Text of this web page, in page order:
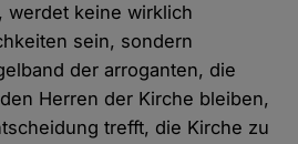
werdet keine wirklich
sein, sondern
der arroganten, die
Herren der Kirche bleiben,
trefft, die Kirche zu